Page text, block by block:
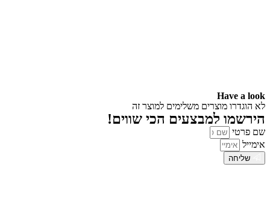
Have a look
לא הוגדרו מוצרים משלימים למוצר זה
הירשמו למבצעים הכי שווים!
שם פרטי
אימייל
שליחה